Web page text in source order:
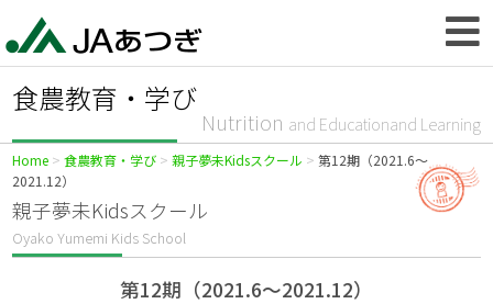
食農教育・学び
Nutrition and Educationand Learning
Home 食農教育・学び 親子夢未Kidsスクール
第12期（2021.6〜
2021.12）
親子夢未Kidsスクール
Oyako Yumemi Kids School
第12期（2021.6〜2021.12）